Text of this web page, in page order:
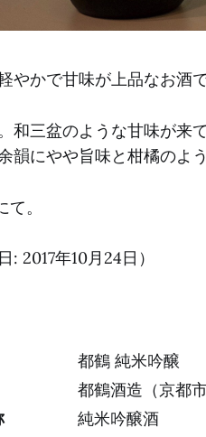
やかで甘味が上品なお酒で
和三盆のような甘味が来
韻にやや旨味と柑橘のよう
。
: 2017年10月24日）
都鶴 純米吟醸
都鶴酒造（京都市
純米吟醸酒